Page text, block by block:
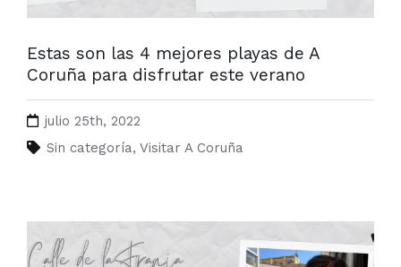
Estas son las 4 mejores playas de A
Coruña para disfrutar este verano
julio 25th, 2022
Sin categoría, Visitar A Coruña